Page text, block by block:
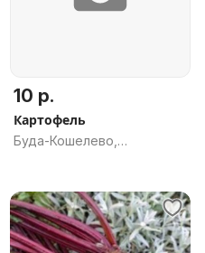
10 р.
Картофель
Буда-Кошелево,